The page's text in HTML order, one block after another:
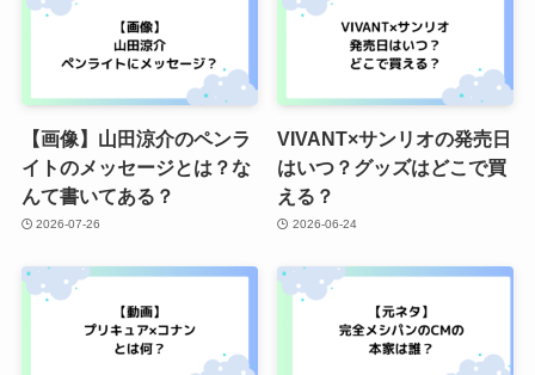
【画像】山田涼介のペンラ
イトのメッセージとは？な
んて書いてある？
2026-07-26
VIVANT×サンリオの発売日
はいつ？グッズはどこで買
える？
2026-06-24